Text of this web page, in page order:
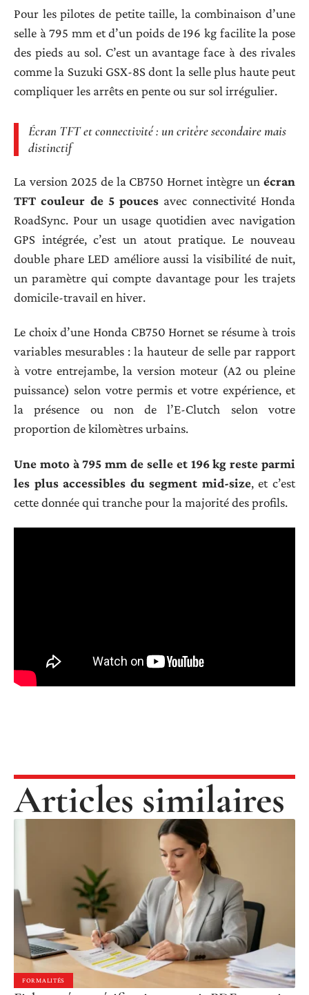
Pour les pilotes de petite taille, la combinaison d’une
selle à 795 mm et d’un poids de 196 kg facilite la pose
des pieds au sol. C’est un avantage face à des rivales
comme la Suzuki GSX-8S dont la selle plus haute peut
compliquer les arrêts en pente ou sur sol irrégulier.
Écran TFT et connectivité : un critère secondaire mais
distinctif
La version 2025 de la CB750 Hornet intègre un écran
TFT couleur de 5 pouces avec connectivité Honda
RoadSync. Pour un usage quotidien avec navigation
GPS intégrée, c’est un atout pratique. Le nouveau
double phare LED améliore aussi la visibilité de nuit,
un paramètre qui compte davantage pour les trajets
domicile-travail en hiver.
Le choix d’une Honda CB750 Hornet se résume à trois
variables mesurables : la hauteur de selle par rapport
à votre entrejambe, la version moteur (A2 ou pleine
puissance) selon votre permis et votre expérience, et
la présence ou non de l’E-Clutch selon votre
proportion de kilomètres urbains.
Une moto à 795 mm de selle et 196 kg reste parmi
les plus accessibles du segment mid-size, et c’est
cette donnée qui tranche pour la majorité des profils.
Articles similaires
FORMALITÉS